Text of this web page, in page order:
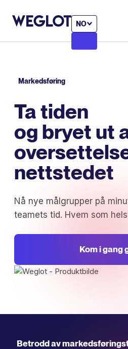
NO
Markedsføring
Ta tiden
og bryet ut
nettstedet
Nå nye målgrupper på
teamets tid. Hvem som
Kom i gang
Betrodd av